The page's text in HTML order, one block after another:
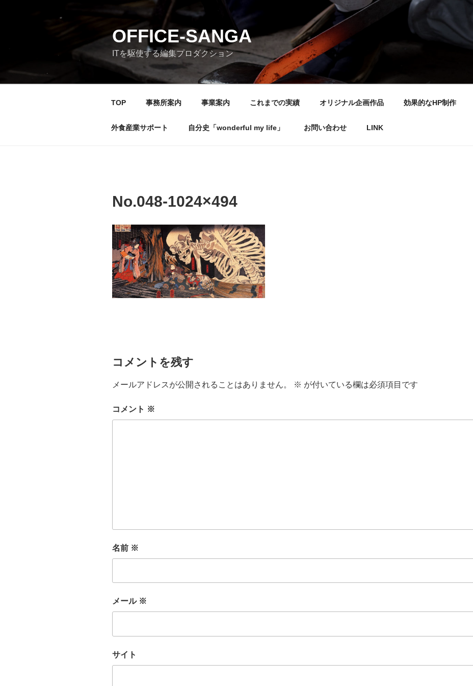
OFFICE-SANGA
ITを駆使する編集プロダクション
TOP 事務所案内 事業案内 これまでの実績 オリジナル企画作品 効果的なHP制作
外食産業サポート 自分史「wonderful my life」 お問い合わせ LINK
No.048-1024×494
コメントを残す
メールアドレスが公開されることはありません。 ※ が付いている欄は必須項目です
コメント ※
名前 ※
メール ※
サイト